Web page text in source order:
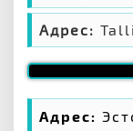
Адрес:
Адрес: